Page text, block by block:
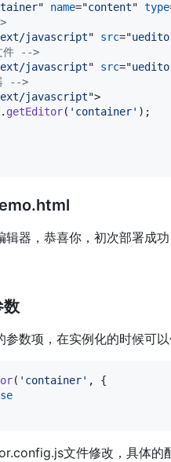
" name="content" type
javascript" src="
件 -->
javascript" src="
-->
javascript">
. getEditor( 'container' ) ;
器，恭喜你，初次部署成功
数
数项，在实例化的时候可以
( 'container' ,
{
文件修改，具体的